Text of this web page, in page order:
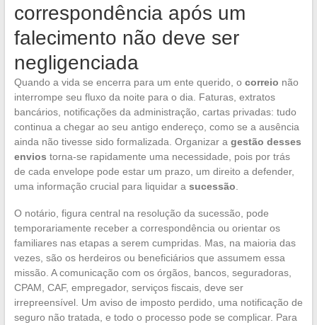
correspondência após um
falecimento não deve ser
negligenciada
Quando a vida se encerra para um ente querido, o correio não
interrompe seu fluxo da noite para o dia. Faturas, extratos
bancários, notificações da administração, cartas privadas: tudo
continua a chegar ao seu antigo endereço, como se a ausência
ainda não tivesse sido formalizada. Organizar a gestão desses
envios torna-se rapidamente uma necessidade, pois por trás
de cada envelope pode estar um prazo, um direito a defender,
uma informação crucial para liquidar a sucessão
O notário, figura central na resolução da sucessão, pode
temporariamente receber a correspondência ou orientar os
familiares nas etapas a serem cumpridas. Mas, na maioria das
vezes, são os herdeiros ou beneficiários que assumem essa
missão. A comunicação com os órgãos, bancos, seguradoras,
CPAM, CAF, empregador, serviços fiscais, deve ser
irrepreensível. Um aviso de imposto perdido, uma notificação de
seguro não tratada, e todo o processo pode se complicar. Para